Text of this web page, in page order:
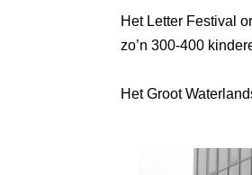
Het Letter Festival
zo’n 300-400
Het Groot